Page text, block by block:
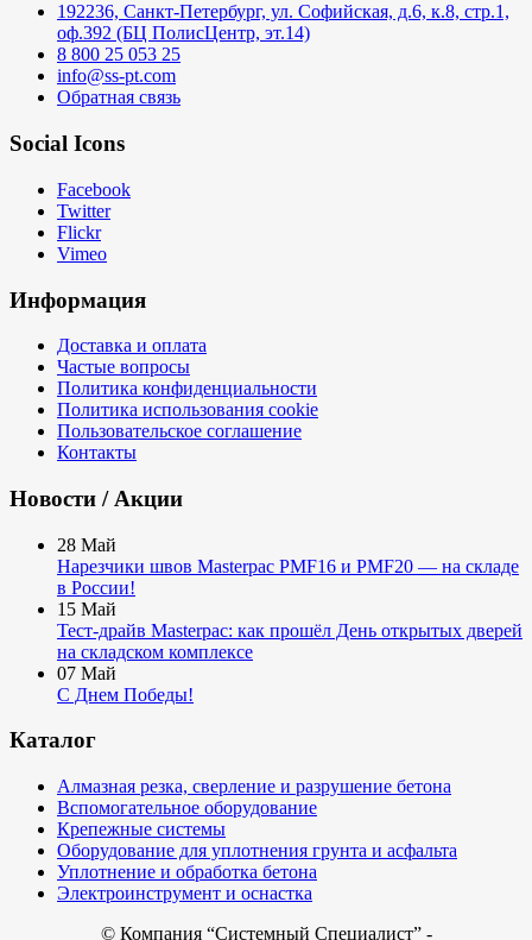
192236, Санкт-Петербург, ул. Софийская, д.6, к.8, стр.1,
оф.392 (БЦ ПолисЦентр, эт.14)
8 800 25 053 25
info@ss-pt.com
Обратная связь
Social Icons
Facebook
Twitter
Flickr
Vimeo
Информация
Доставка и оплата
Частые вопросы
Политика конфиденциальности
Политика использования cookie
Пользовательское соглашение
Контакты
Новости / Акции
28 Май
Нарезчики швов Masterpac PMF16 и PMF20 — на складе
в России!
15 Май
Тест-драйв Masterpac: как прошёл День открытых дверей
на складском комплексе
07 Май
С Днем Победы!
Каталог
Алмазная резка, сверление и разрушение бетона
Вспомогательное оборудование
Крепежные системы
Оборудование для уплотнения грунта и асфальта
Уплотнение и обработка бетона
Электроинструмент и оснастка
© Компания “Системный Специалист” -